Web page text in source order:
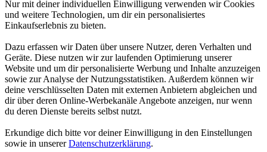
Nur mit deiner individuellen Einwilligung verwenden wir Cookies
und weitere Technologien, um dir ein personalisiertes
Einkaufserlebnis zu bieten.
Dazu erfassen wir Daten über unsere Nutzer, deren Verhalten und
Geräte. Diese nutzen wir zur laufenden Optimierung unserer
Website und um dir personalisierte Werbung und Inhalte anzuzeigen
sowie zur Analyse der Nutzungsstatistiken. Außerdem können wir
deine verschlüsselten Daten mit externen Anbietern abgleichen und
dir über deren Online-Werbekanäle Angebote anzeigen, nur wenn
du deren Dienste bereits selbst nutzt.
Erkundige dich bitte vor deiner Einwilligung in den Einstellungen
sowie in unsererDatenschutzerklärung.